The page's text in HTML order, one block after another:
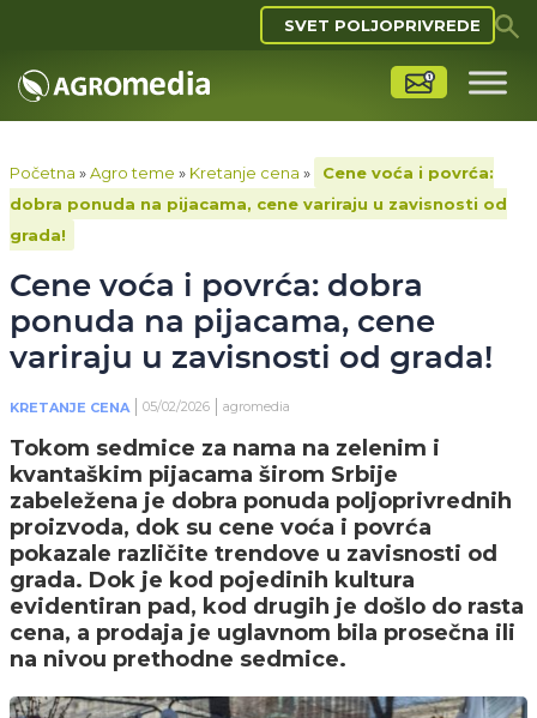
SVET POLJOPRIVREDE
Početna »Agro teme » Kretanje cena »
Cene voća i povrća:
dobra ponuda na pijacama, cene variraju u zavisnosti od
grada!
Cene voća i povrća: dobra
ponuda na pijacama, cene
variraju u zavisnosti od grada!
KRETANJE CENA 05/02/2026 agromedia
Tokom sedmice za nama na zelenim i
kvantaškim pijacama širom Srbije
zabeležena je dobra ponuda poljoprivrednih
proizvoda, dok su cene voća i povrća
pokazale različite trendove u zavisnosti od
grada. Dok je kod pojedinih kultura
evidentiran pad, kod drugih je došlo do rasta
cena, a prodaja je uglavnom bila prosečna ili
na nivou prethodne sedmice.